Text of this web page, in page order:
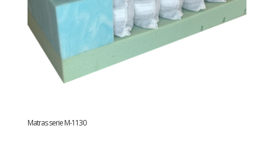
Matras serie M-1130